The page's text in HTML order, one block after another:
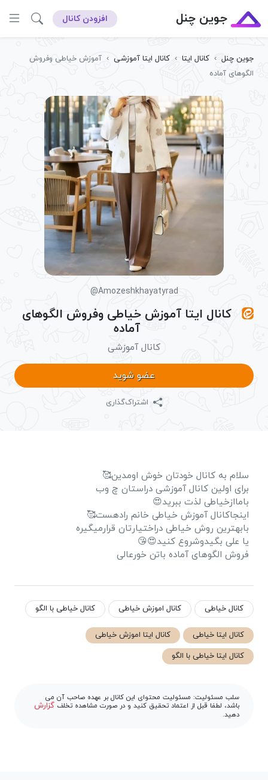
جوین چنل افزودن کانال
جوین چنل › کانال ایتا › کانال ایتا آموزشی › آموزش خیاطی وفروش
الگوهای آماده
@Amozeshkhayatyrad
کانال ایتا آموزش خیاطی وفروش الگوهای
آماده
کانال آموزشی
عضو شوید
اشتراک‌گذاری
سلام به کانال خودتان خوش اومدین🥰
برای اولین کانال آموزشی دراستان چ وب
باماازخیاطی لذت ببرید😍
اینجاکانال آموزش خیاطی خانم رادهست🥰
بابهترین روش خیاطی دراختیارتان قرارمیگیره
یا علی بگیدوشروع کنید😍😘
فروش الگوهای آماده باتن خورعالی
کانال خیاطی کانال اموزش خیاطی کانال خیاطی با الگو
کانال ایتا خیاطی
کانال ایتا اموزش خیاطی
کانال ایتا خیاطی با الگو
سلب مسئولیت: مسئولیت محتوای این کانال بر عهده صاحب آن می
باشد، لطفا قبل از اعتماد تحقیق کنید و در صورت مشاهده تخلف گزارش
دهید.